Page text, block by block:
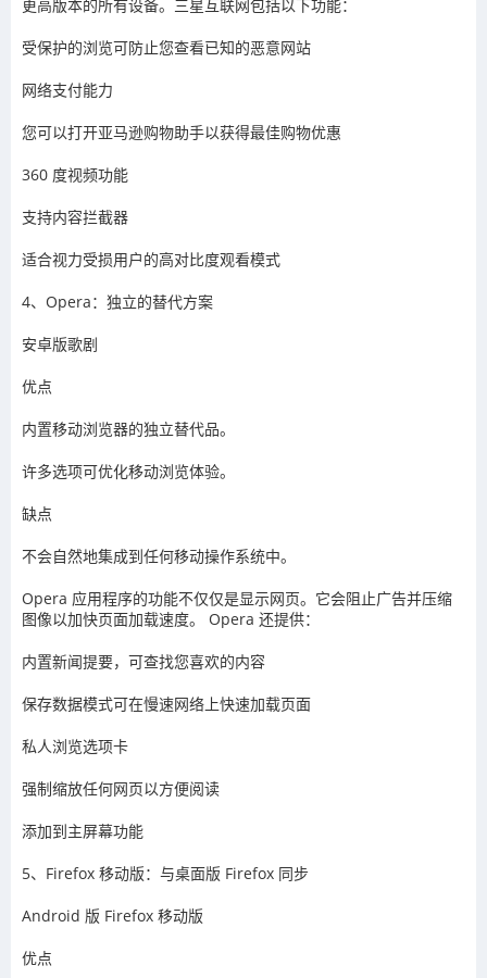
更高版本的所有设备。三星互联网包括以下功能：
受保护的浏览可防止您查看已知的恶意网站
网络支付能力
您可以打开亚马逊购物助手以获得最佳购物优惠
360 度视频功能
支持内容拦截器
适合视力受损用户的高对比度观看模式
4、Opera：独立的替代方案
安卓版歌剧
优点
内置移动浏览器的独立替代品。
许多选项可优化移动浏览体验。
缺点
不会自然地集成到任何移动操作系统中。
Opera 应用程序的功能不仅仅是显示网页。它会阻止广告并压缩
图像以加快页面加载速度。 Opera 还提供：
内置新闻提要，可查找您喜欢的内容
保存数据模式可在慢速网络上快速加载页面
私人浏览选项卡
强制缩放任何网页以方便阅读
添加到主屏幕功能
5、Firefox 移动版：与桌面版 Firefox 同步
Android 版 Firefox 移动版
优点